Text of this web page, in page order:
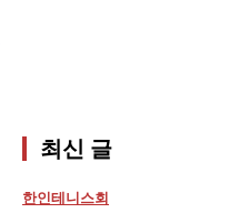
최신 글
한인테니스회